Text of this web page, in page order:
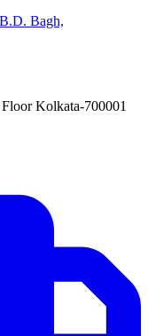
Kolkata-700001